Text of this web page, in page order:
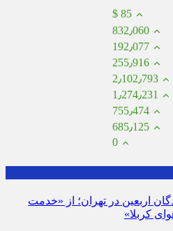
$ 85
832٫060
192٫077
255٫916
2٫102٫793
1٫274٫231
755٫474
685٫125
0